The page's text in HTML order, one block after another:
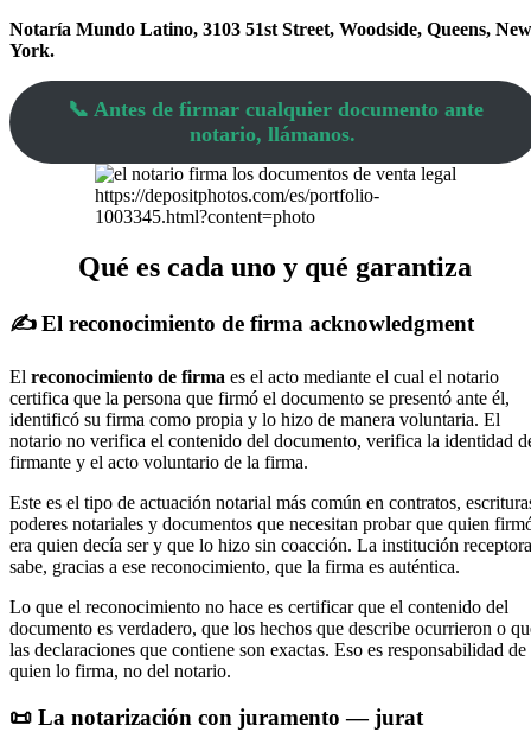
Notaría Mundo Latino, 3103 51st Street, Woodside, Queens, New
York.
📞 Antes de firmar cualquier documento ante
notario, llámanos.
https://depositphotos.com/es/portfolio-
1003345.html?content=photo
Qué es cada uno y qué garantiza
✍️ El reconocimiento de firma acknowledgment
El reconocimiento de firma es el acto mediante el cual el notario
certifica que la persona que firmó el documento se presentó ante él,
identificó su firma como propia y lo hizo de manera voluntaria. El
notario no verifica el contenido del documento, verifica la identidad
firmante y el acto voluntario de la firma.
Este es el tipo de actuación notarial más común en contratos,
poderes notariales y documentos que necesitan probar que quien
era quien decía ser y que lo hizo sin coacción. La institución receptora
sabe, gracias a ese reconocimiento, que la firma es auténtica.
Lo que el reconocimiento no hace es certificar que el contenido del
documento es verdadero, que los hechos que describe ocurrieron o
las declaraciones que contiene son exactas. Eso es responsabilidad de
quien lo firma, no del notario.
📜 La notarización con juramento — jurat